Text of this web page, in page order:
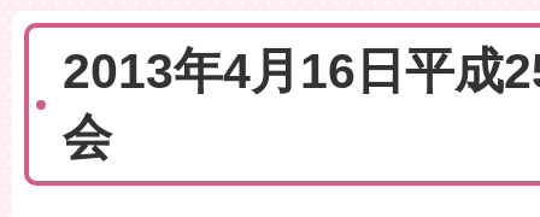
2013年4月16日平成
会